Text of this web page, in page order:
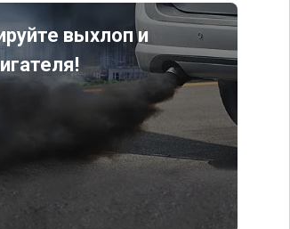
выхлоп и